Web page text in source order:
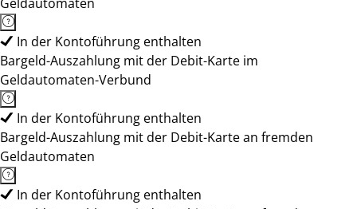
In der Kontoführung enthalten
Bargeld-Auszahlung mit der Debit-Karte im
Geldautomaten-Verbund
In der Kontoführung enthalten
Bargeld-Auszahlung mit der Debit-Karte an fremden
Geldautomaten
In der Kontoführung enthalten